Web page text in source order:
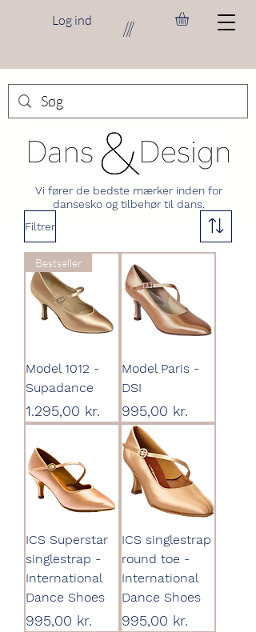
Log ind ///
Vi fører de bedste mærker inden for
dansesko og tilbehør til dans.
Filtrer
Bestseller
Model 1012 -
Supadance
Pris
1.295,00 kr.
Model Paris -
DSI
Pris
995,00 kr.
ICS Superstar
singlestrap -
International
Dance Shoes
Pris
995,00 kr.
ICS singlestrap
round toe -
International
Dance Shoes
Pris
995,00 kr.